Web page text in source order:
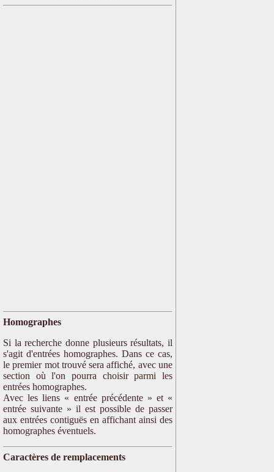
Homographes
Si la recherche donne plusieurs résultats, il
s'agit d'entrées homographes. Dans ce cas,
le premier mot trouvé sera affiché, avec une
section où l'on pourra choisir parmi les
entrées homographes.
Avec les liens « entrée précédente » et «
entrée suivante » il est possible de passer
aux entrées contiguës en affichant ainsi des
homographes éventuels.
Caractères de remplacements